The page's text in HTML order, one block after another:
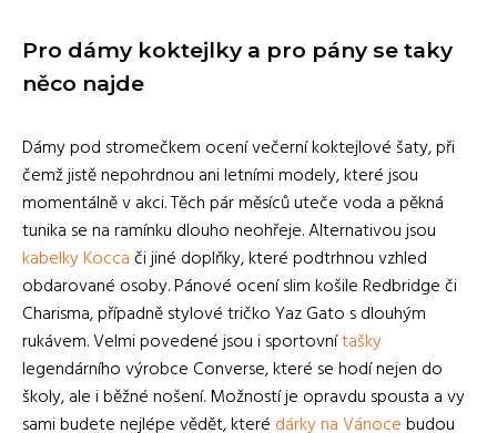
Pro dámy koktejlky a pro pány se taky
něco najde
Dámy pod stromečkem ocení večerní koktejlové šaty, při
čemž jistě nepohrdnou ani letními modely, které jsou
momentálně v akci. Těch pár měsíců uteče voda a pěkná
tunika se na ramínku dlouho neohřeje. Alternativou jsou
kabelky Koccači jiné doplňky, které podtrhnou vzhled
obdarované osoby. Pánové ocení slim košile Redbridge či
Charisma, případně stylové tričko Yaz Gato s dlouhým
rukávem. Velmi povedené jsou i sportovnítašky
legendárního výrobce Converse, které se hodí nejen do
školy, ale i běžné nošení. Možností je opravdu spousta a vy
sami budete nejlépe vědět, které dárky na Vánocebudou